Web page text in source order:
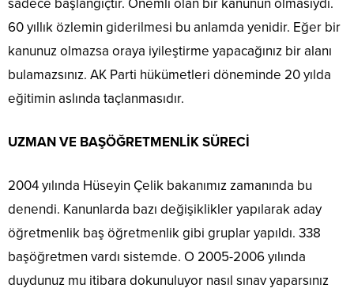
sadece başlangıçtır. Önemli olan bir kanunun olmasıydı.
60 yıllık özlemin giderilmesi bu anlamda yenidir. Eğer bir
kanunuz olmazsa oraya iyileştirme yapacağınız bir alanı
bulamazsınız. AK Parti hükümetleri döneminde 20 yılda
eğitimin aslında taçlanmasıdır.
UZMAN VE BAŞÖĞRETMENLİK SÜRECİ
2004 yılında Hüseyin Çelik bakanımız zamanında bu
denendi. Kanunlarda bazı değişiklikler yapılarak aday
öğretmenlik baş öğretmenlik gibi gruplar yapıldı. 338
başöğretmen vardı sistemde. O 2005-2006 yılında
duydunuz mu itibara dokunuluyor nasıl sınav yaparsınız